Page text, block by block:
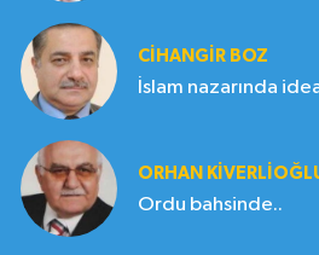
CIHANGIR BOZ
İslam nazarında
ORHAN
Ordu bahsinde..